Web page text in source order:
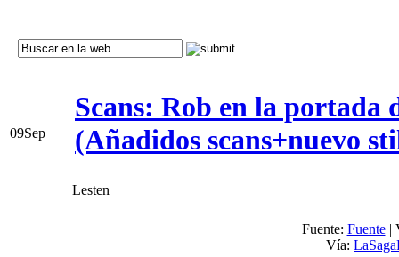
09Sep
Scans: Rob en la
(Añadidos scans+nuevo
Lesten
Fuente: Fuente|
Vía: